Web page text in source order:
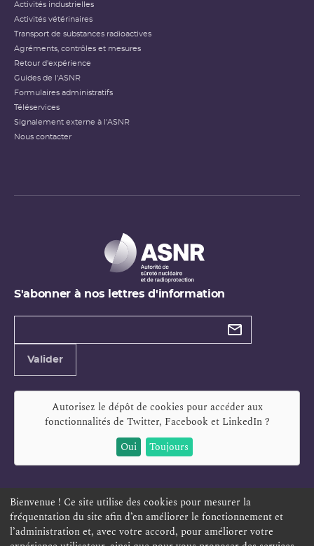
Activités industrielles
Activités vétérinaires
Transport de substances radioactives
Agréments, contrôles et mesures
Retour d'expérience
Guides de l'ASNR
Formulaires administratifs
Téléservices
Signalement externe à l'ASNR
Nous contacter
S'abonner à nos lettres d'information
Types de
Valider
Autorisez le dépôt de cookies pour accéder aux
fonctionnalités de Twitter, Facebook et LinkedIn?
Oui
Toujours
ESPACE PERSONNEL OFFRES D'EMPLOI SIGNALEMENT
TÉLÉSERVICES PLAN DU SITE
Bienvenue ! Ce site utilise des cookies pour mesurer la
fréquentation du site afin d’en améliorer le fonctionnement et
l’administration et, avec votre accord, pour améliorer votre